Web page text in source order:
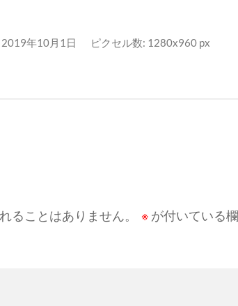
2019年10月1日 ピクセル数: 1280x960 px
ることはありません。 ※ が付いている